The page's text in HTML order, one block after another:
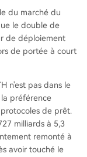
du marché du
le double de
de déploiement
de portée à court
n'est pas dans le
préférence
de prêt.
milliards à 5,3
remonté à
avoir touché le